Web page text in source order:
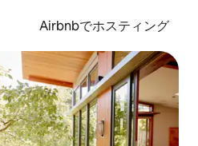
Airbnbでホスティング